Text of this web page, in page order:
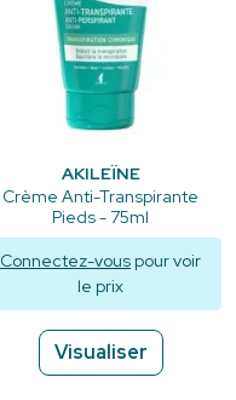
AKILEÏNE
Crème Anti-Transpirante
Pieds - 75ml
Connectez-vous pour voir
le prix
Visualiser